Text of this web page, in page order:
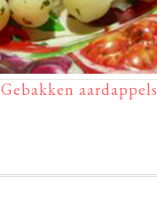
Gebakken aardappels